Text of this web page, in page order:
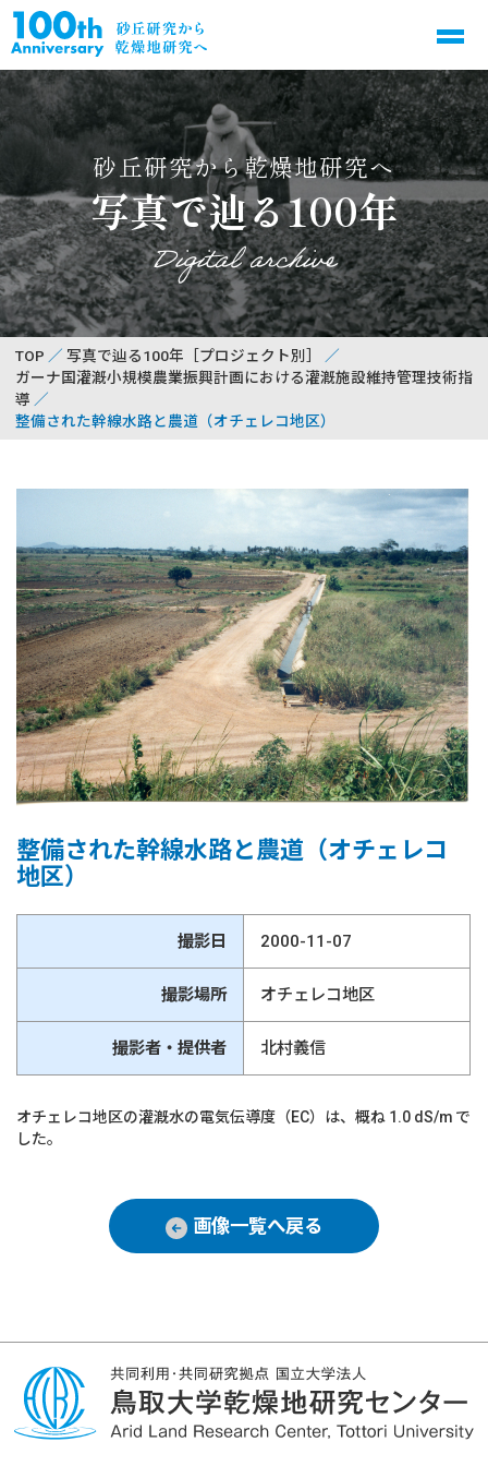
砂丘研究から乾燥地研究へ
写真で辿る100年
Digital archive
TOP
写真で辿る100年［プロジェクト別］
ガーナ国灌漑小規模農業振興計画における灌漑施設維持管理技術指
導
整備された幹線水路と農道（オチェレコ地区）
整備された幹線水路と農道（オチェレコ
地区）
撮影日 2000-11-07
撮影場所 オチェレコ地区
撮影者・提供者 北村義信
オチェレコ地区の灌漑水の電気伝導度（EC）は、概ね 1.0 dS/m で
した。
画像一覧へ戻る